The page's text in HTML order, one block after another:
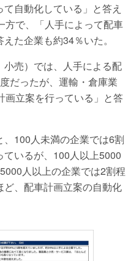
自動化している」と答え
方で、「人手によって配車
た企業も約34％いた。
小売）では、人手による配
だったが、運輸・倉庫業
画立案を行っている」と答
100人未満の企業では6割
いるが、100人以上5000
人以上の企業では2割程
、配車計画立案の自動化